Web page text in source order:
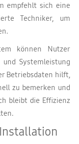
empfehlt sich eine
Techniker, um
können Nutzer
und Systemleistung
Betriebsdaten hilft,
zu bemerken und
bleibt die Effizienz